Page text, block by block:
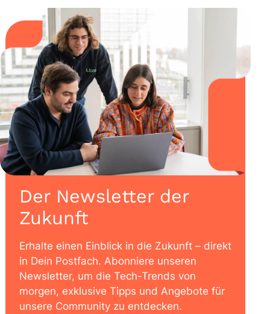
Der Newsletter der
Zukunft
Erhalte einen Einblick in die Zukunft – direkt
in Dein Postfach. Abonniere unseren
Newsletter, um die Tech-Trends von
morgen, exklusive Tipps und Angebote für
unsere Community zu entdecken.